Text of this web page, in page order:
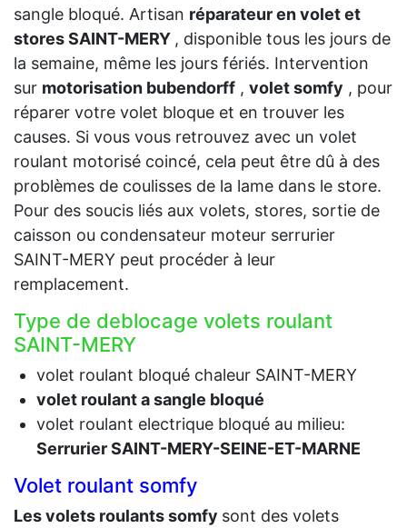
sangle bloqué. Artisan réparateur en volet et
stores SAINT-MERY , disponible tous les jours de
la semaine, même les jours fériés. Intervention
sur motorisation bubendorff , volet somfy , pour
réparer votre volet bloque et en trouver les
causes. Si vous vous retrouvez avec un volet
roulant motorisé coincé, cela peut être dû à des
problèmes de coulisses de la lame dans le store.
Pour des soucis liés aux volets, stores, sortie de
caisson ou condensateur moteur serrurier
SAINT-MERY peut procéder à leur
remplacement.
Type de deblocage volets roulant
SAINT-MERY
volet roulant bloqué chaleur SAINT-MERY
volet roulant a sangle bloqué
volet roulant electrique bloqué au milieu:
Serrurier SAINT-MERY-SEINE-ET-MARNE
Volet roulant somfy
Les volets roulants somfy sont des volets